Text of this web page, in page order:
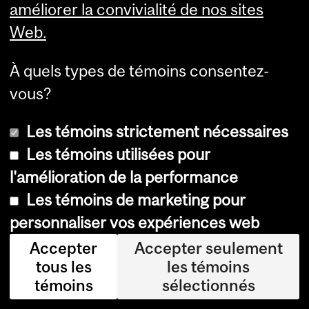
ca
cit
é
sel
le
se
xe,
Da
nie
améliorer la convivialité de nos sites
Web.
À quels types de témoins consentez-
vous?
Les témoins strictement nécessaires
Les témoins utilisées pour
l'amélioration de la performance
Les témoins de marketing pour
personnaliser vos expériences web
Accepter
tous les
témoins
Accepter seulement
les témoins
sélectionnés